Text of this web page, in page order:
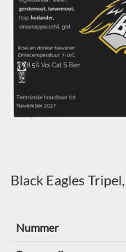
Black Eagles Tripel,
Nummer